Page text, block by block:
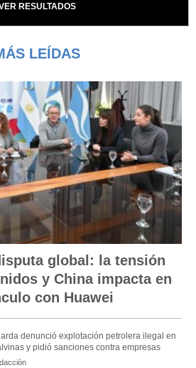
RESULTADOS
LEÍDAS
global: la tensión
y China impacta en
con Huawei
denunció explotación petrolera ilegal en
y pidió sanciones contra empresas